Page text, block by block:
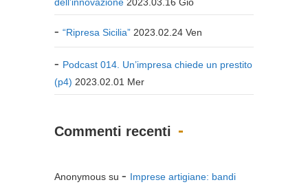
“Ripresa Sicilia” 2023.02.24 Ven
Podcast 014. Un’impresa chiede un prestito
(p4) 2023.02.01 Mer
Commenti recenti
Anonymous su
Imprese artigiane: bandi